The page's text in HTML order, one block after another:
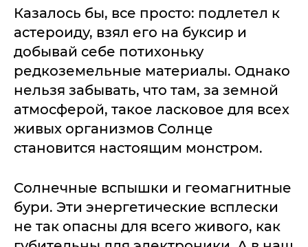
Казалось бы, все просто: подлетел к
астероиду, взял его на буксир и
добывай себе потихоньку
редкоземельные материалы. Однако
нельзя забывать, что там, за земной
атмосферой, такое ласковое для всех
живых организмов Солнце
становится настоящим монстром.
Солнечные вспышки и геомагнитные
бури. Эти энергетические всплески
не так опасны для всего живого, как